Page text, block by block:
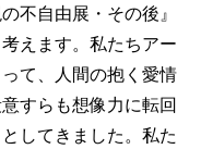
不自由展・その後』
えます。私たちアー
て、人間の抱く愛情
すらも想像力に転回
してきました。私た